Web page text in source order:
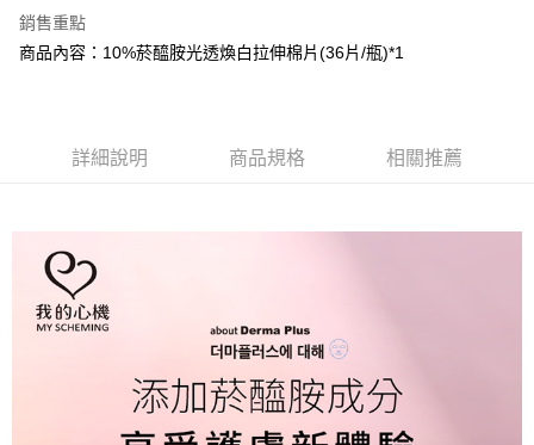
AFTEE先享後付
相關說明
２．便利：只要手機號碼，簡訊認證，即可結帳。
結帳頁面，進行簡訊認證並確認金額後，即可完成結帳。
２．訂單成立數日內，您將收到繳費通知簡訊。
３．收到繳費通知簡訊後14天內，點擊此簡訊中的連結，可透過四大超商／
ATM／網路銀行／等多元方式進行付款，方視為交易完成。
※ 請注意：結帳手續完成當下不需立刻繳費，但若您需要取消訂單，請聯絡
後付繳納相關費用。
※ 交易是否成功請以「AFTEE先享後付 」之結帳頁面顯示為準，若有關於
是否繳費成功／繳費後需取消欲退款等相關疑問，請聯繫「AFTEE先享後付
每筆NT$100，滿NT$799(含以上)免運費
每筆NT$100，滿NT$799(含以上)免運費
7-11取貨付款
每筆NT$100，滿NT$799(含以上)免運費
每筆NT$100，滿NT$799(含以上)免運費
銷售重點
商品內容：10%菸醯胺光透煥白拉伸棉片(36片/瓶)*1
詳細說明 商品規格 相關推薦